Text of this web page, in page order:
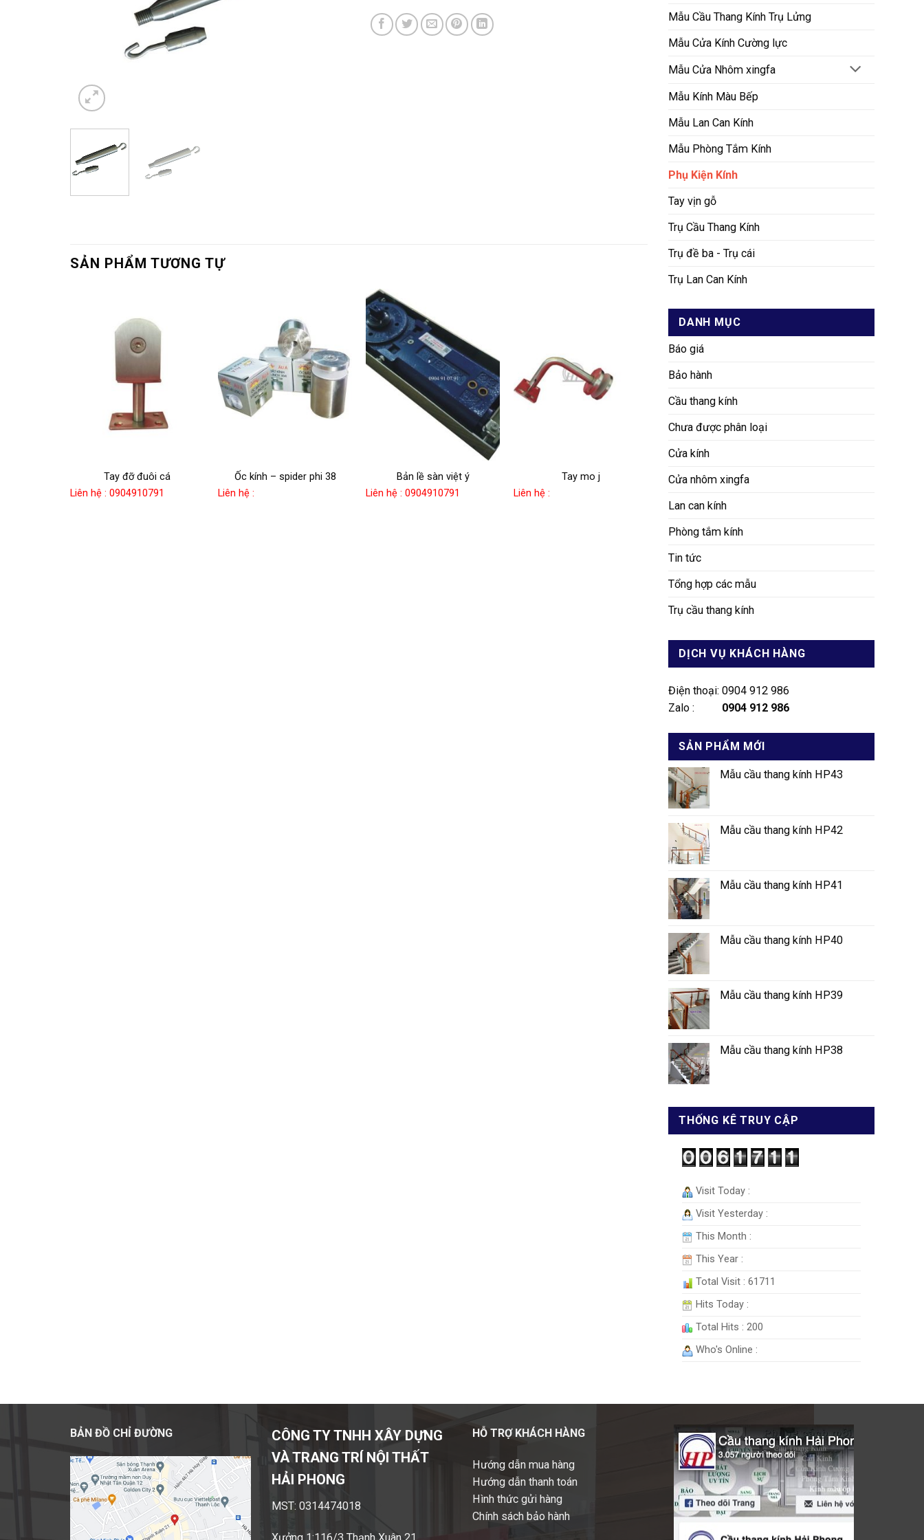
Mẫu Cầu Thang Kính Trụ Lửng
Mẫu Cửa Kính Cường lực
Mẫu Cửa Nhôm xingfa
Mẫu Kính Màu Bếp
Mẫu Lan Can Kính
Mẫu Phòng Tắm Kính
Phụ Kiện Kính
Tay vịn gỗ
Trụ Cầu Thang Kính
Trụ đề ba - Trụ cái
Trụ Lan Can Kính
DANH MỤC
Báo giá
Bảo hành
Cầu thang kính
Chưa được phân loại
Cửa kính
Cửa nhôm xingfa
Lan can kính
Phòng tắm kính
Tin tức
Tổng hợp các mẫu
Trụ cầu thang kính
DỊCH VỤ KHÁCH HÀNG
Điện thoại: 0904 912 986
Zalo :
0904 912 986
SẢN PHẨM MỚI
Mẫu cầu thang kính HP43
Mẫu cầu thang kính HP42
Mẫu cầu thang kính HP41
Mẫu cầu thang kính HP40
Mẫu cầu thang kính HP39
Mẫu cầu thang kính HP38
THỐNG KÊ TRUY CẬP
Visit Today :
Visit Yesterday :
This Month :
This Year :
Total Visit : 61711
Hits Today :
Total Hits : 200
Who's Online :
SẢN PHẨM TƯƠNG TỰ
Tay đỡ đuôi cá
Liên hệ : 0904910791
Ốc kính – spider phi 38
Liên hệ :
Bản lề sàn việt ý
Liên hệ : 0904910791
Tay mo j
Liên hệ :
BẢN ĐỒ CHỈ ĐƯỜNG
CÔNG TY TNHH XÂY DỰNG
VÀ TRANG TRÍ NỘI THẤT
HẢI PHONG
MST: 0314474018
HỖ TRỢ KHÁCH HÀNG
Hướng dẫn mua hàng
Hướng dẫn thanh toán
Hình thức gửi hàng
Chính sách bảo hành